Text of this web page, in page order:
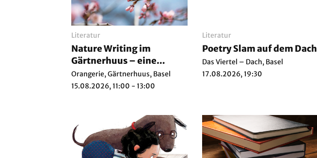
Literatur
Nature Writing im
Gärtnerhuus – eine
Schreibwerkstatt im
Diaolog mit dem
Orangerie, Gärtnerhuus, Basel
15.08.2026, 11:00 - 13:00
Literatur
Poetry Slam auf dem Dach
Das Viertel – Dach, Basel
17.08.2026, 19:30